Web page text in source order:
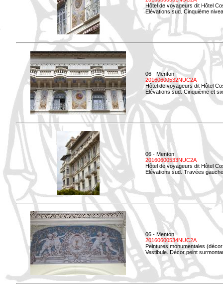
Hôtel de voyageurs dit Hôtel
Elévations sud. Cinquième
06 - Menton
20160600532NUC2A
Hôtel de voyageurs dit Hôtel
Elévations sud. Cinquième et
06 - Menton
20160600533NUC2A
Hôtel de voyageurs dit Hôtel
Elévations sud. Travées
06 - Menton
20160600534NUC2A
Peintures monumentales
Vestibule. Décor peint